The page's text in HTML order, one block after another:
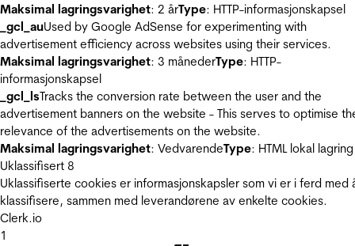
Maksimal lagringsvarighet: 2 årType: HTTP-informasjonskapsel
_gcl_auUsed by Google AdSense for experimenting with
advertisement efficiency across websites using their services.
Maksimal lagringsvarighet: 3 månederType: HTTP-
informasjonskapsel
_gcl_lsTracks the conversion rate between the user and the
advertisement banners on the website - This serves to optimise
relevance of the advertisements on the website.
Maksimal lagringsvarighet: VedvarendeType: HTML lokal lagring
Uklassifisert 8
Uklassifiserte cookies er informasjonskapsler som vi er i ferd med
klassifisere, sammen med leverandørene av enkelte cookies.
Clerk.io
1